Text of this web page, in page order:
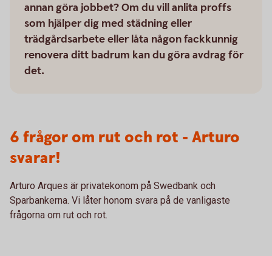
annan göra jobbet? Om du vill anlita proffs
som hjälper dig med städning eller
trädgårdsarbete eller låta någon fackkunnig
renovera ditt badrum kan du göra avdrag för
det.
6 frågor om rut och rot - Arturo
svarar!
Arturo Arques är privatekonom på Swedbank och
Sparbankerna. Vi låter honom svara på de vanligaste
frågorna om rut och rot.